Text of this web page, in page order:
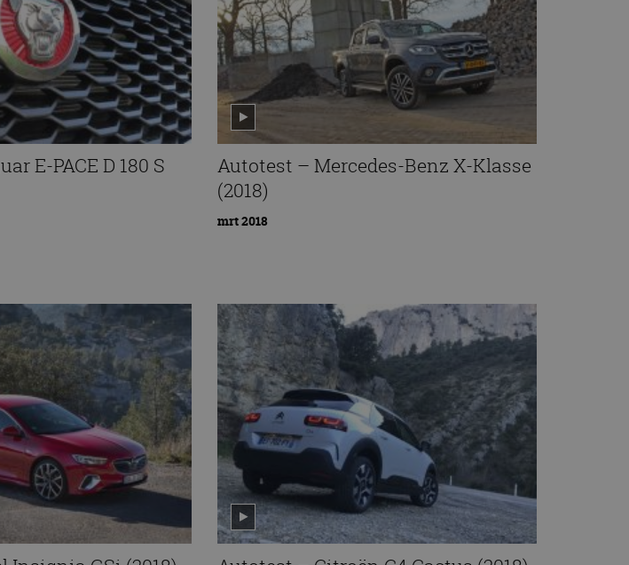
E-PACE D 180 S
Autotest – Mercedes-Benz X-Klasse
(2018)
mrt 2018